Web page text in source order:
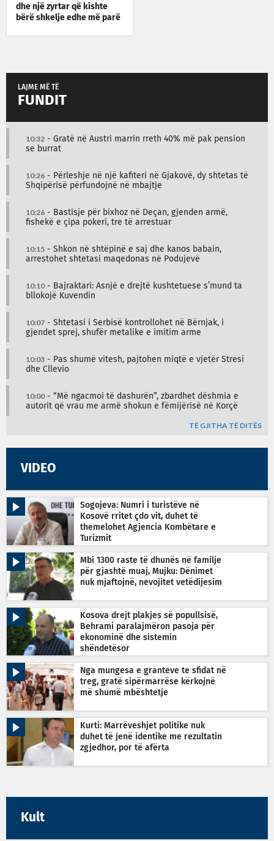
dhe një zyrtar që kishte
bërë shkelje edhe më parë
LAJME MË TË
FUNDIT
10:32 - Gratë në Austri marrin rreth 40% më pak pension
se burrat
10:26 - Përleshje në një kafiteri në Gjakovë, dy shtetas të
Shqipërisë përfundojnë në mbajtje
10:26 - Bastisje për bixhoz në Deçan, gjenden armë,
fishekë e çipa pokeri, tre të arrestuar
10:15 - Shkon në shtëpinë e saj dhe kanos babain,
arrestohet shtetasi maqedonas në Podujevë
10:10- Bajraktari: Asnjë e drejtë kushtetuese s’mund ta
bllokojë Kuvendin
10:07 - Shtetasi i Serbisë kontrollohet në Bërnjak, i
gjendet sprej, shufër metalike e imitim arme
10:03 - Pas shumë vitesh, pajtohen miqtë e vjetër Stresi
dhe Cllevio
10:00- “Më ngacmoi të dashurën”, zbardhet dëshmia e
autorit që vrau me armë shokun e fëmijërisë në Korçë
TË GJITHA TË DITËS
VIDEO
Sogojeva: Numri i turistëve në
Kosovë rritet çdo vit, duhet të
themelohet Agjencia Kombëtare e
Turizmit
Mbi 1300 raste të dhunës në familje
për gjashtë muaj, Mujku: Dënimet
nuk mjaftojnë, nevojitet vetëdijesim
Kosova drejt plakjes së popullsisë,
Behrami paralajmëron pasoja për
ekonominë dhe sistemin
shëndetësor
Nga mungesa e granteve te sfidat në
treg, gratë sipërmarrëse kërkojnë
më shumë mbështetje
Kurti: Marrëveshjet politike nuk
duhet të jenë identike me rezultatin
zgjedhor, por të afërta
Kult